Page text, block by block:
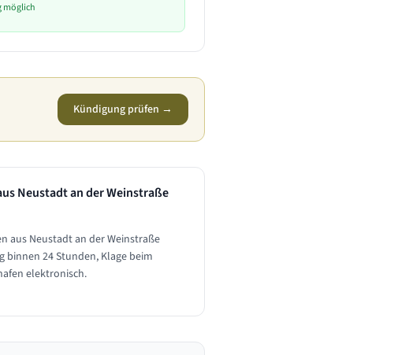
möglich
Kündigung prüfen →
Neustadt an der Weinstraße
aus Neustadt an der Weinstraße
binnen 24 Stunden, Klage beim
elektronisch.